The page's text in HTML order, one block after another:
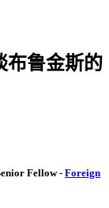
布鲁金斯的
Fellow- Foreign